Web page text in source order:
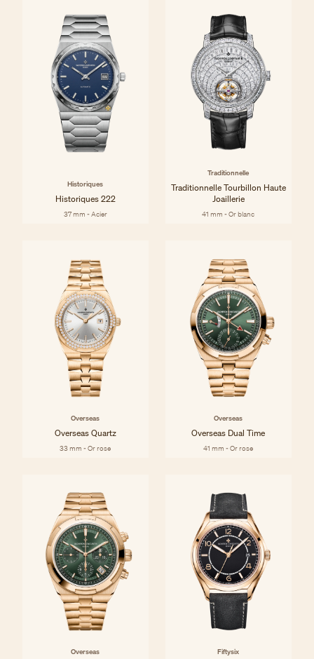
Historiques
Historiques 222
37 mm - Acier
Traditionnelle
Traditionnelle Tourbillon Haute
Joaillerie
41 mm - Or blanc
Overseas
Overseas Quartz
33 mm - Or rose
Overseas
Overseas Dual Time
41 mm - Or rose
Overseas Fiftysix